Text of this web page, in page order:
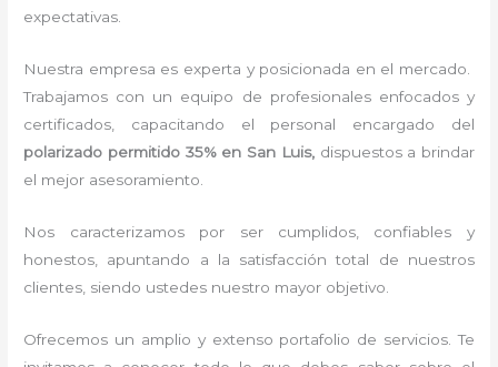
expectativas.
Nuestra empresa es experta y posicionada en el mercado.
Trabajamos con un equipo de profesionales enfocados y
certificados, capacitando el personal encargado del
polarizado permitido 35%en San Luis, dispuestos a brindar
el mejor asesoramiento.
Nos caracterizamos por ser cumplidos, confiables y
honestos, apuntando a la satisfacción total de nuestros
clientes, siendo ustedes nuestro mayor objetivo.
Ofrecemos un amplio y extenso portafolio de servicios. Te